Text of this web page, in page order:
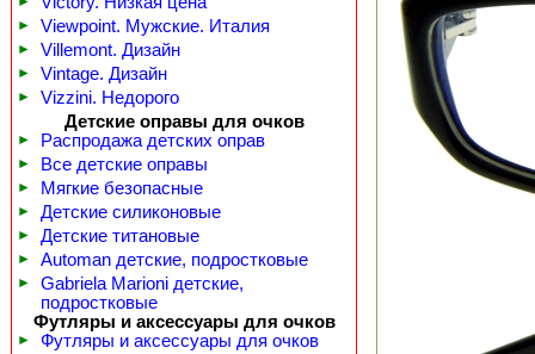
► Viewpoint. Мужские. Италия
► Villemont. Дизайн
► Vintage. Дизайн
►
Vizzini. Недорого
Детские оправы для очков
► Распродажа детских оправ
► Все детские оправы
► Мягкие безопасные
► Детские силиконовые
► Детские титановые
► Automan детские, подростковые
►
Gabriela Marioni детские,
подростковые
Футляры и аксессуары для очков
►
Футляры и аксессуары для очков